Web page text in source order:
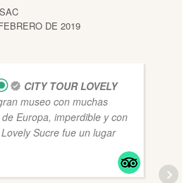
DE 2019
CITY TOUR LOVELY
museo con muchas
Europa, imperdible y con
Sucre fue un lugar